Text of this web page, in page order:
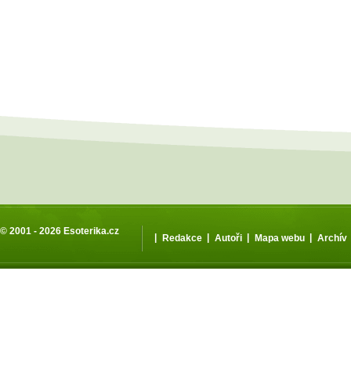
© 2001 - 2026 Esoterika.cz
| Redakce | Autoři | Mapa webu | Archív